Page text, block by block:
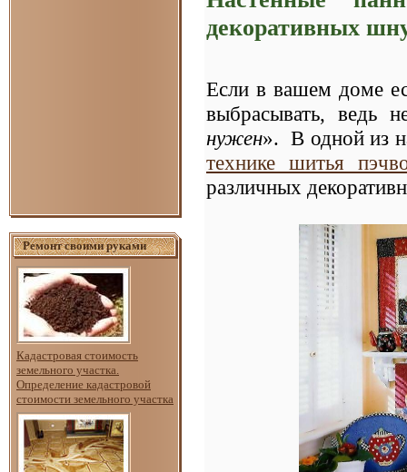
Ремонт своими руками
Кадастровая стоимость
земельного участка.
Определение кадастровой
стоимости земельного участка
декоративных
Если в вашем доме
выбрасывать, ведь
нужен». В одной из
технике шитья
различных